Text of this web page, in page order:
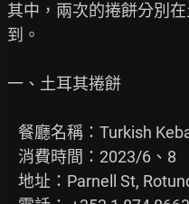
其中，兩次的捲餅分別
到。
一、土耳其捲餅